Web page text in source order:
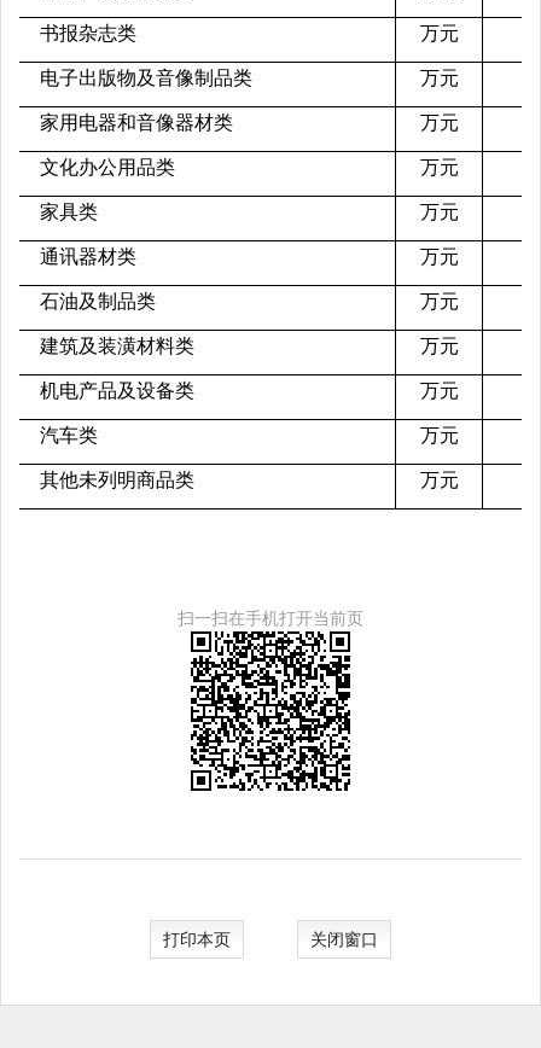
书报杂志类 万元
电子出版物及音像制品类 万元
家用电器和音像器材类 万元
文化办公用品类 万元
家具类 万元
通讯器材类 万元
石油及制品类 万元
建筑及装潢材料类 万元
机电产品及设备类 万元
汽车类 万元
其他未列明商品类 万元
扫一扫在手机打开当前页
打印本页 关闭窗口